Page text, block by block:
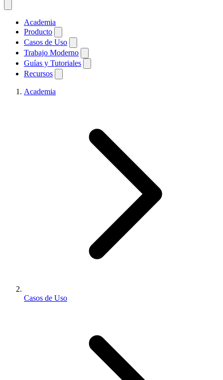
Academia
Producto
Casos de Uso
Trabajo Moderno
Guías y Tutoriales
Recursos
Academia
Casos de Uso